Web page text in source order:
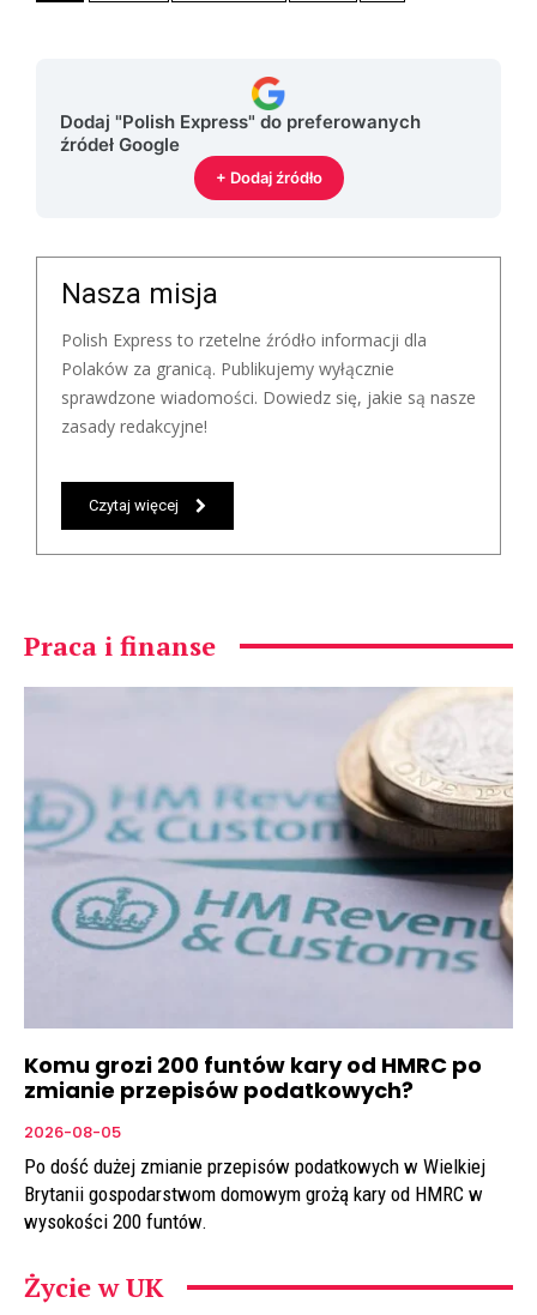
Dodaj "Polish Express" do preferowanych
źródeł Google
+ Dodaj źródło
Nasza misja
Polish Express to rzetelne źródło informacji dla
Polaków za granicą. Publikujemy wyłącznie
sprawdzone wiadomości. Dowiedz się, jakie są nasze
zasady redakcyjne!
Czytaj więcej
Praca i finanse
Komu grozi 200 funtów kary od HMRC po
zmianie przepisów podatkowych?
2026-08-05
Po dość dużej zmianie przepisów podatkowych w Wielkiej
Brytanii gospodarstwom domowym grożą kary od HMRC w
wysokości 200 funtów.
Życie w UK